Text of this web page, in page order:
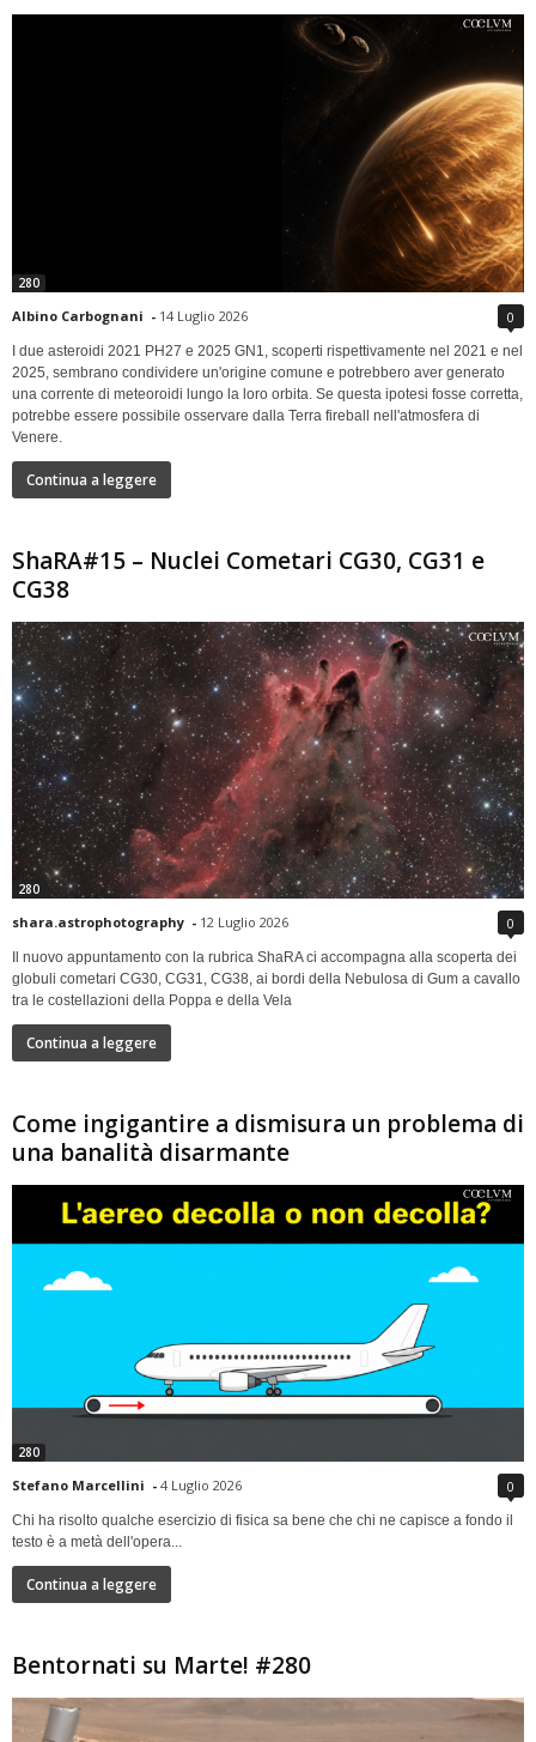
280
Albino Carbognani - 14 Luglio 2026 0
I due asteroidi 2021 PH27 e 2025 GN1, scoperti rispettivamente nel 2021 e nel
2025, sembrano condividere un'origine comune e potrebbero aver generato
una corrente di meteoroidi lungo la loro orbita. Se questa ipotesi fosse corretta,
potrebbe essere possibile osservare dalla Terra fireball nell'atmosfera di
Venere.
Continua a leggere
ShaRA#15 – Nuclei Cometari CG30, CG31 e
CG38
280
shara.astrophotography - 12 Luglio 2026 0
Il nuovo appuntamento con la rubrica ShaRA ci accompagna alla scoperta dei
globuli cometari CG30, CG31, CG38, ai bordi della Nebulosa di Gum a cavallo
tra le costellazioni della Poppa e della Vela
Continua a leggere
Come ingigantire a dismisura un problema di
una banalità disarmante
280
Stefano Marcellini - 4 Luglio 2026 0
Chi ha risolto qualche esercizio di fisica sa bene che chi ne capisce a fondo il
testo è a metà dell'opera...
Continua a leggere
Bentornati su Marte! #280